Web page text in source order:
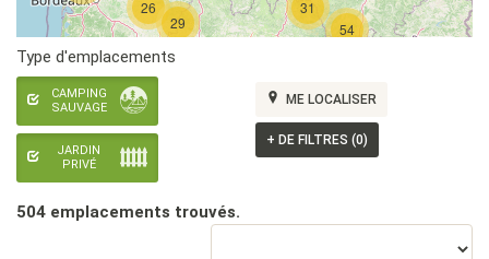
54
26 31
29
Type d'emplacements
CAMPING
SAUVAGE
JARDIN
PRIVÉ
ME LOCALISER
+ DE FILTRES (0)
504 emplacements trouvés.